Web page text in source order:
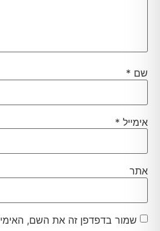
שם *
אימייל *
אתר
שמור בדפדפן זה את השם,